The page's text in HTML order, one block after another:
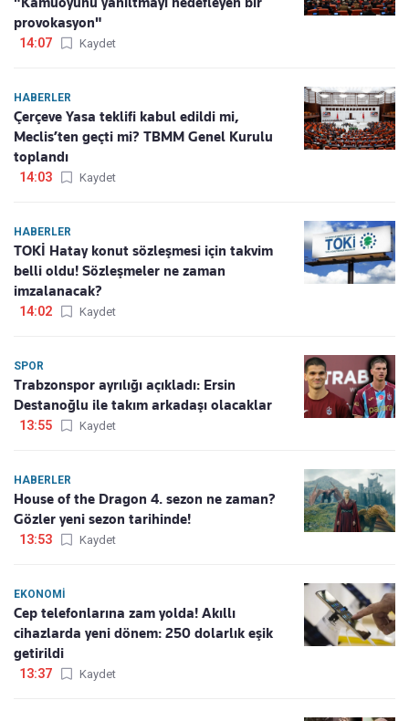
provokasyon"
14:07 Kaydet
HABERLER
Çerçeve Yasa teklifi kabul edildi mi,
Meclis’ten geçti mi? TBMM Genel Kurulu
toplandı
14:03 Kaydet
HABERLER
TOKİ Hatay konut sözleşmesi için takvim
belli oldu! Sözleşmeler ne zaman
imzalanacak?
14:02 Kaydet
SPOR
Trabzonspor ayrılığı açıkladı: Ersin
Destanoğlu ile takım arkadaşı olacaklar
13:55 Kaydet
HABERLER
House of the Dragon 4. sezon ne zaman?
Gözler yeni sezon tarihinde!
13:53 Kaydet
EKONOMI
Cep telefonlarına zam yolda! Akıllı
cihazlarda yeni dönem: 250 dolarlık eşik
getirildi
13:37 Kaydet